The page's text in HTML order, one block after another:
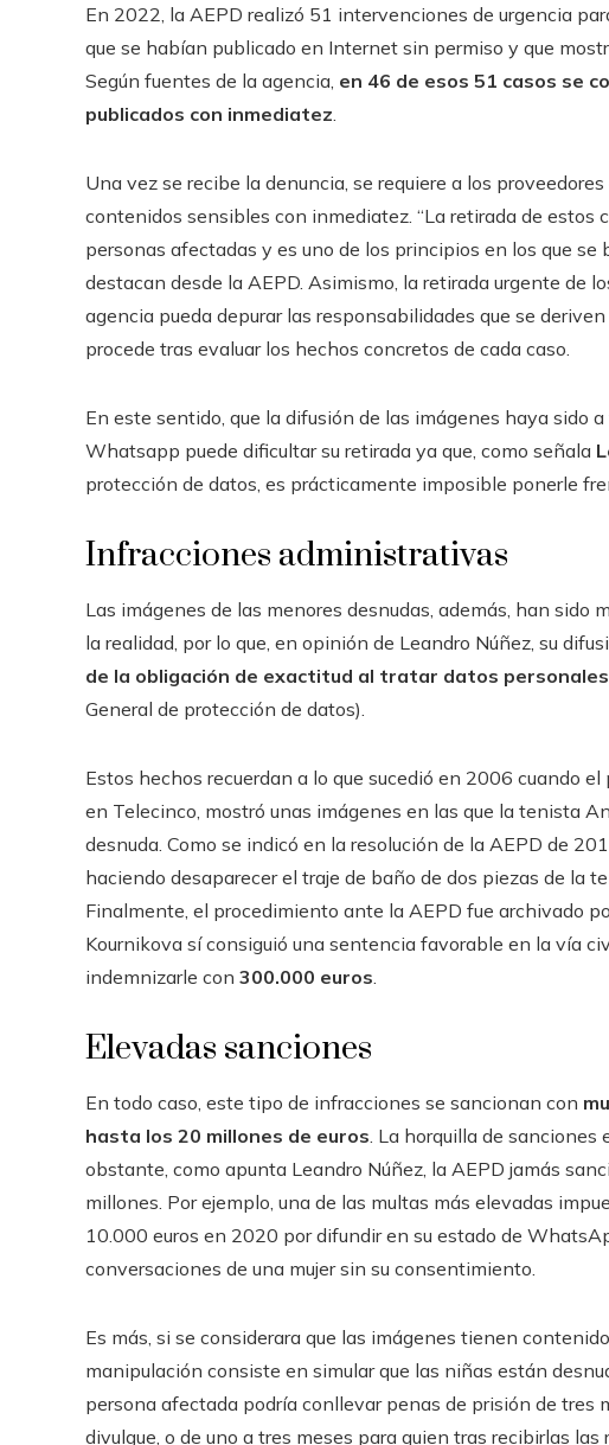
En 2022, la AEPD realizó 51 intervenciones de urgencia
que se habían publicado en Internet sin permiso y que
Según fuentes de la agencia, en 46 de esos 51 casos se
publicados con inmediatez
Una vez se recibe la denuncia, se requiere a los
contenidos sensibles con inmediatez. “La retirada de estos
personas afectadas y es uno de los principios en los que se
destacan desde la AEPD. Asimismo, la retirada urgente de
agencia pueda depurar las responsabilidades que se
procede tras evaluar los hechos concretos de cada caso.
En este sentido, que la difusión de las imágenes haya sido
Whatsapp puede dificultar su retirada ya que, como señala
protección de datos, es prácticamente imposible ponerle
Infracciones administrativas
Las imágenes de las menores desnudas, además, han sido
la realidad, por lo que, en opinión de Leandro Núñez, su
de la obligación de exactitud al tratar datos personales
General de protección de datos).
Estos hechos recuerdan a lo que sucedió en 2006 cuando el
en Telecinco, mostró unas imágenes en las que la tenista
desnuda. Como se indicó en la resolución de la AEPD de
haciendo desaparecer el traje de baño de dos piezas de la
Finalmente, el procedimiento ante la AEPD fue archivado
Kournikova sí consiguió una sentencia favorable en la vía
indemnizarle con 300.000 euros
Elevadas sanciones
En todo caso, este tipo de infracciones se sancionan con
hasta los 20 millones de euros . La horquilla de
obstante, como apunta Leandro Núñez, la AEPD jamás
millones. Por ejemplo, una de las multas más elevadas
10.000 euros en 2020 por difundir en su estado de
conversaciones de una mujer sin su consentimiento.
Es más, si se considerara que las imágenes tienen
manipulación consiste en simular que las niñas están
persona afectada podría conllevar penas de prisión de tres
divulgue, o de uno a tres meses para quien tras recibirlas